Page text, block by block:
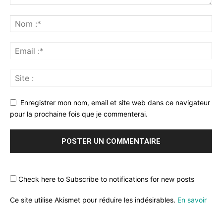
Enregistrer mon nom, email et site web dans ce navigateur
pour la prochaine fois que je commenterai.
Check here to Subscribe to notifications for new posts
Ce site utilise Akismet pour réduire les indésirables. En savoir